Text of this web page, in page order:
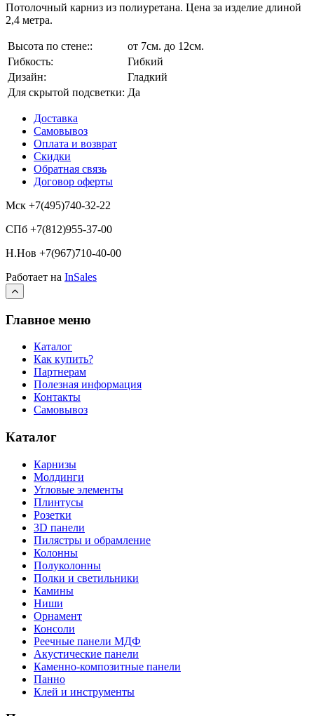
Потолочный карниз из полиуретана. Цена за изделие длиной
2,4 метра.
Высота по стене::
от 7см. до 12см.
Гибкость:
Гибкий
Дизайн:
Гладкий
Для скрытой подсветки: Да
Доставка
Самовывоз
Оплата и возврат
Скидки
Обратная связь
Договор оферты
Мск +7(495)740-32-22
СПб +7(812)955-37-00
Н.Нов +7(967)710-40-00
Работает на InSales
Главное меню
Каталог
Как купить?
Партнерам
Полезная информация
Контакты
Самовывоз
Каталог
Карнизы
Молдинги
Угловые элементы
Плинтусы
Розетки
3D панели
Пилястры и обрамление
Колонны
Полуколонны
Полки и светильники
Камины
Ниши
Орнамент
Консоли
Реечные панели МДФ
Акустические панели
Каменно-композитные панели
Панно
Клей и инструменты